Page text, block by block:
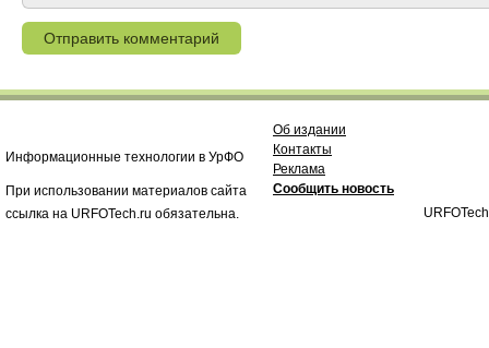
Информационные технологии в УрФО
При использовании материалов сайта
ссылка на URFOTech.ru обязательна.
Об издании
Контакты
Реклама
Сообщить новость